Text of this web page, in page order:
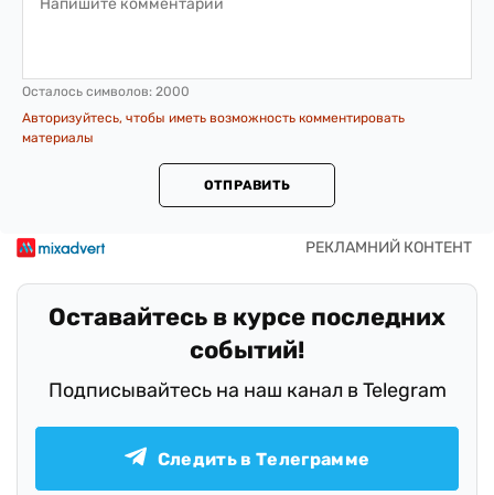
Осталось символов: 2000
Авторизуйтесь, чтобы иметь возможность комментировать
материалы
ОТПРАВИТЬ
Оставайтесь в курсе последних
событий!
Подписывайтесь на наш канал в Telegram
Следить в Телеграмме